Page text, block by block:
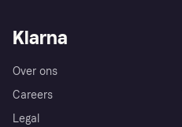
Klarna
Over ons
Careers
Legal